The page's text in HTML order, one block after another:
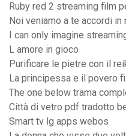
Ruby red 2 streaming film
Noi veniamo a te accordi in
I can only imagine
L amore in gioco
Purificare le pietre con il
La principessa e il povero
The one below trama
Città di vetro pdf tradotto
Smart tv lg apps webos